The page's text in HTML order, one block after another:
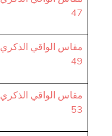
47
مقاس الواقي الذكري
49
مقاس الواقي الذكري
53